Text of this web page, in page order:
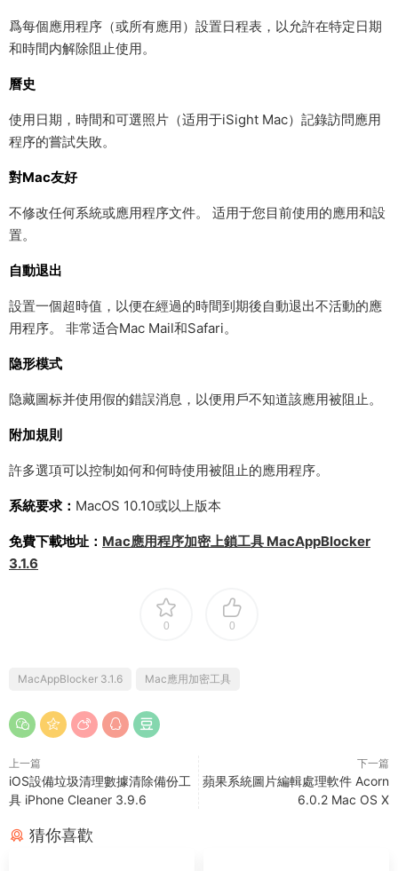
爲每個應用程序（或所有應用）設置日程表，以允許在特定日期
和時間内解除阻止使用。
曆史
使用日期，時間和可選照片（适用于iSight Mac）記錄訪問應用
程序的嘗試失敗。
對Mac友好
不修改任何系統或應用程序文件。 适用于您目前使用的應用和設
置。
自動退出
設置一個超時值，以便在經過的時間到期後自動退出不活動的應
用程序。 非常适合Mac Mail和Safari。
隐形模式
隐藏圖标并使用假的錯誤消息，以便用戶不知道該應用被阻止。
附加規則
許多選項可以控制如何和何時使用被阻止的應用程序。
系統要求： MacOS 10.10或以上版本
免費下載地址： Mac應用程序加密上鎖工具 MacAppBlocker
3.1.6
0 0
MacAppBlocker 3.1.6 Mac應用加密工具
上一篇
iOS設備垃圾清理數據清除備份工
具 iPhone Cleaner 3.9.6
下一篇
蘋果系統圖片編輯處理軟件 Acorn
6.0.2 Mac OS X
猜你喜歡